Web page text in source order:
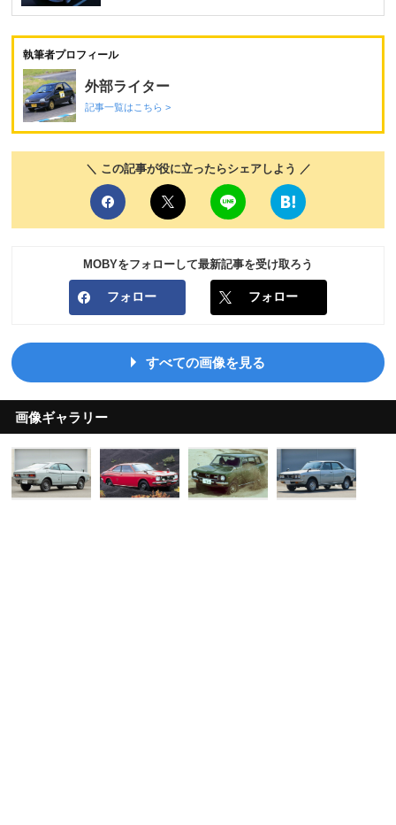
執筆者プロフィール
外部ライター
記事一覧はこちら >
＼ この記事が役に立ったらシェアしよう ／
MOBYをフォローして最新記事を受け取ろう
フォロー フォロー
すべての画像を見る
画像ギャラリー